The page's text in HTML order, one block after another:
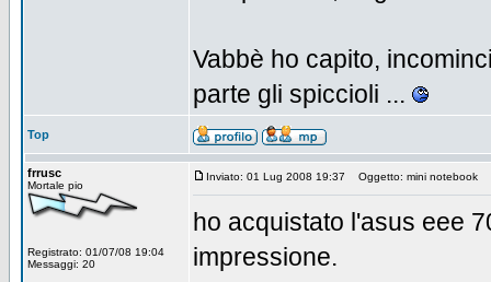
Vabbè ho capito,
parte gli spiccioli ...
Top
frrusc
Mortale pio
Registrato: 01/07/08 19:04
Messaggi: 20
Inviato: 01 Lug 2008 19:37 Oggetto: mini notebook
ho acquistato l'asus eee
impressione.